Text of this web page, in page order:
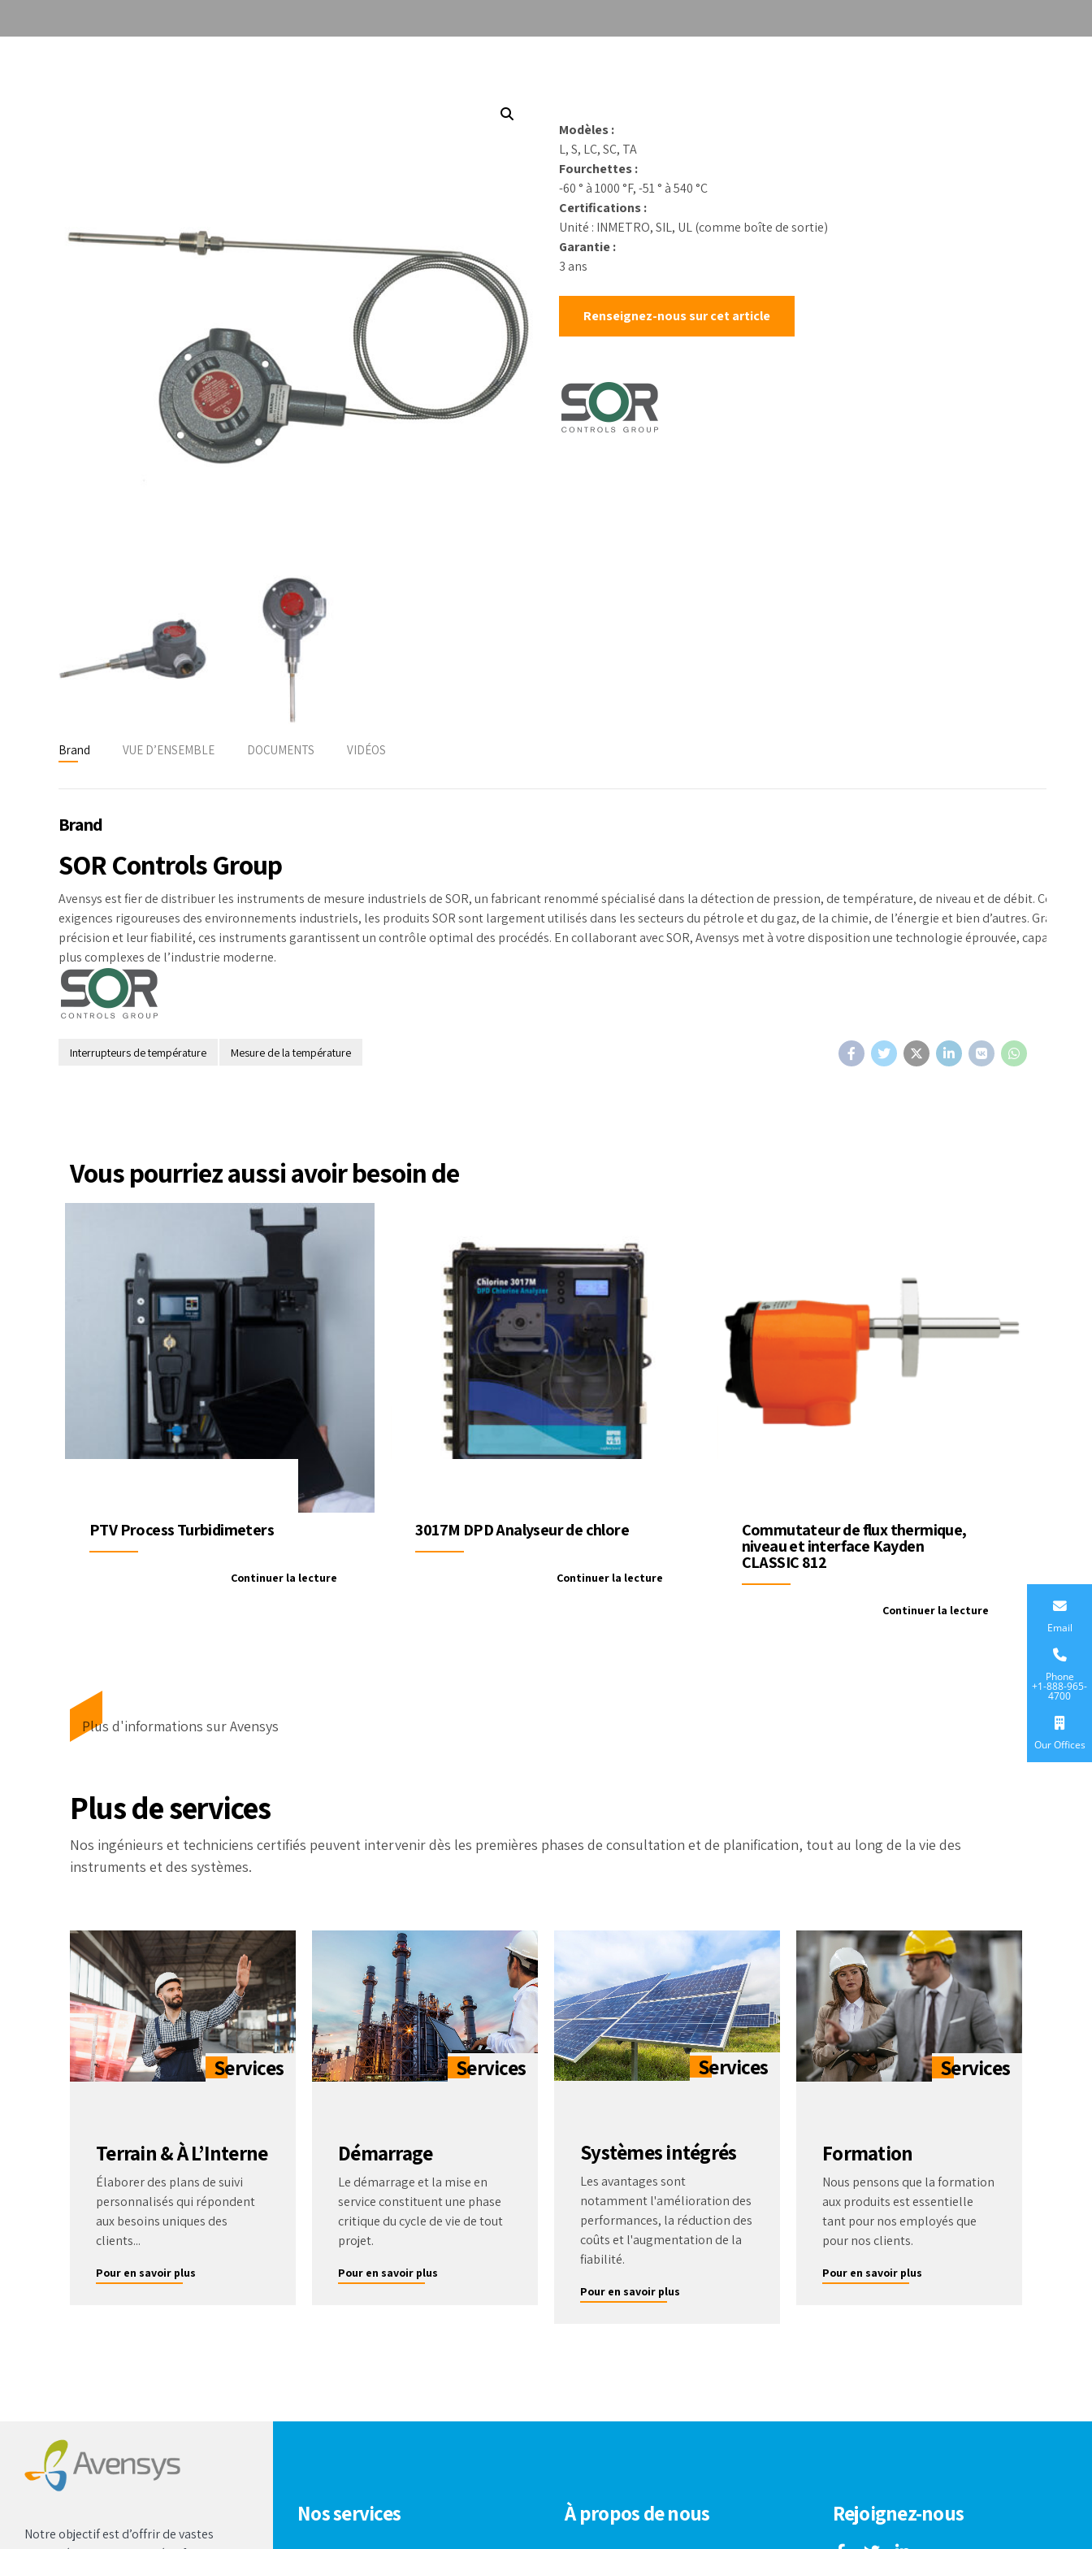
Détecteurs de gaz
d’eau
Solides en vrac et
Poussière et
Mesure de pression
Mesure de la
température
Étalons d’étalonnage
Modèles :
L, S, LC, SC, TA
Fourchettes :
-60 ° à 1000 °F, -51 ° à 540 °C
Certifications :
Unité : INMETRO, SIL, UL (comme boîte de sortie)
Garantie :
3 ans
Renseignez-nous sur cet article
Brand VUE D’ENSEMBLE DOCUMENTS VIDÉOS
Brand
SOR Controls Group
Avensys est fier de distribuer les instruments de mesure industriels de SOR, un fabricant renommé spécialisé dans la détection de pression, de température, de niveau et de débit. Conçus
exigences rigoureuses des environnements industriels, les produits SOR sont largement utilisés dans les secteurs du pétrole et du gaz, de la chimie, de l’énergie et bien d’autres. Grâce à
précision et leur fiabilité, ces instruments garantissent un contrôle optimal des procédés. En collaborant avec SOR, Avensys met à votre disposition une technologie éprouvée, capable de
plus complexes de l’industrie moderne.
Interrupteurs de température Mesure de la température
Vous pourriez aussi avoir besoin de
PTV Process Turbidimeters
Continuer la lecture
3017M DPD Analyseur de chlore
Continuer la lecture
Commutateur de flux thermique,
niveau et interface Kayden
CLASSIC 812
Continuer la lecture
Plus d'informations sur Avensys
Plus de services
Nos ingénieurs et techniciens certifiés peuvent intervenir dès les premières phases de consultation et de planification, tout au long de la vie des
instruments et des systèmes.
Terrain & À L’Interne
Élaborer des plans de suivi
personnalisés qui répondent
aux besoins uniques des
clients...
Pour en savoir plus
Démarrage
Le démarrage et la mise en
service constituent une phase
critique du cycle de vie de tout
projet.
Pour en savoir plus
Systèmes intégrés
Les avantages sont
notamment l'amélioration des
performances, la réduction des
coûts et l'augmentation de la
fiabilité.
Pour en savoir plus
Formation
Nous pensons que la formation
aux produits est essentielle
tant pour nos employés que
pour nos clients.
Pour en savoir plus
Notre objectif est d’offrir de vastes
Nos services À propos de nous Rejoignez-nous
Email
Phone
+1-888-965-
4700
Our Offices